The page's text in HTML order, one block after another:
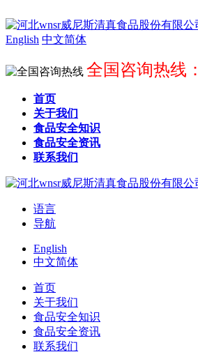
English 中文简体
全国咨询热线
首页
关于我们
食品安全知识
食品安全资讯
联系我们
语言
导航
English
中文简体
首页
关于我们
食品安全知识
食品安全资讯
联系我们